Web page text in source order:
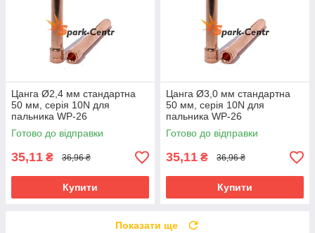
Цанга Ø2,4 мм стандартна
50 мм, серія 10N для
пальника WP-26
Готово до відправки
35,11 ₴ 36,96 ₴
Купити
Цанга Ø3,0 мм стандартна
50 мм, серія 10N для
пальника WP-26
Готово до відправки
35,11 ₴ 36,96 ₴
Купити
Показати ще